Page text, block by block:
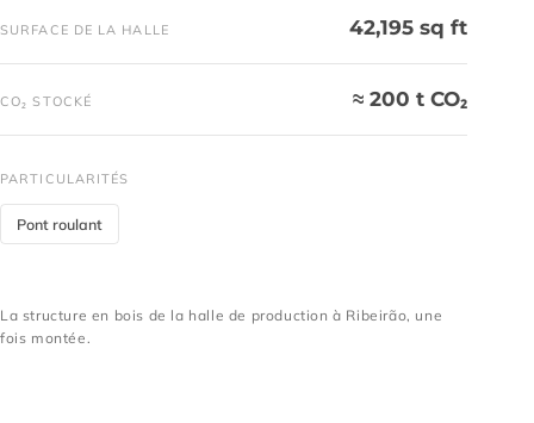
SURFACE DE LA HALLE 42,195 sq ft
CO₂ STOCKÉ ≈ 200 t CO₂
PARTICULARITÉS
Pont roulant
La structure en bois de la halle de production à
Ribeirão, une fois montée.
La structure en bois de la halle de production à Ribeirão, une
fois montée.